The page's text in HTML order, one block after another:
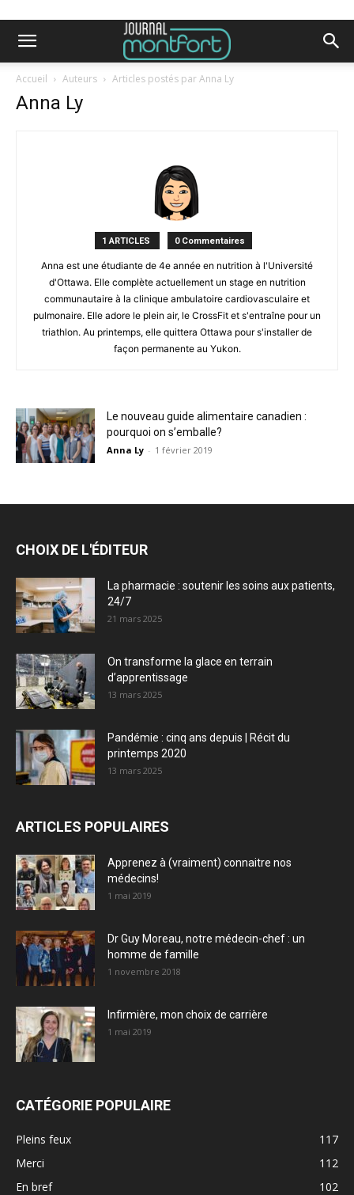
Accueil Auteurs Articles postés par Anna Ly
Anna Ly
1 ARTICLES 0 Commentaires
Anna est une étudiante de 4e année en nutrition à l'Université
d'Ottawa. Elle complète actuellement un stage en nutrition
communautaire à la clinique ambulatoire cardiovasculaire et
pulmonaire. Elle adore le plein air, le CrossFit et s'entraîne pour un
triathlon. Au printemps, elle quittera Ottawa pour s'installer de
façon permanente au Yukon.
Le nouveau guide alimentaire canadien :
pourquoi on s’emballe?
Anna Ly - 1 février 2019
CHOIX DE L'ÉDITEUR
La pharmacie : soutenir les soins aux patients,
24/7
21 mars 2025
On transforme la glace en terrain
d’apprentissage
13 mars 2025
Pandémie : cinq ans depuis | Récit du
printemps 2020
13 mars 2025
ARTICLES POPULAIRES
Apprenez à (vraiment) connaitre nos
médecins!
1 mai 2019
Dr Guy Moreau, notre médecin-chef : un
homme de famille
1 novembre 2018
Infirmière, mon choix de carrière
1 mai 2019
CATÉGORIE POPULAIRE
Pleins feux
117
Merci
112
En bref
102